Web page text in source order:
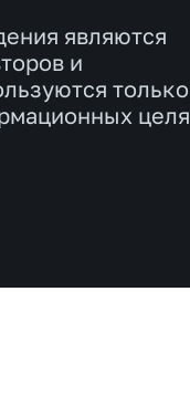
являются
и